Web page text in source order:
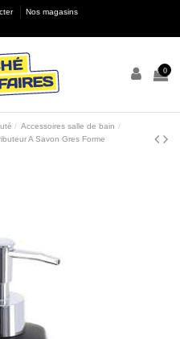
Nos magasins
0
Accessoires salle de bain
A Savon Gres Forme